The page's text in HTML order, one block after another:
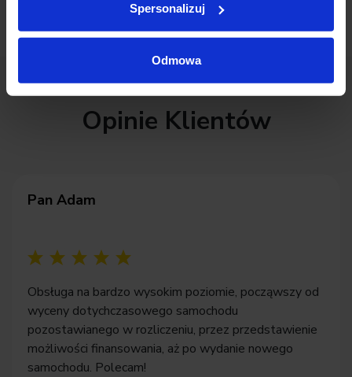
Spersonalizuj
Odmowa
Opinie Klientów
Pan Adam
Obsługa na bardzo wysokim poziomie, począwszy od
wyceny dotychczasowego samochodu
pozostawianego w rozliczeniu, przez przedstawienie
możliwości finansowania, aż po wydanie nowego
samochodu. Polecam!